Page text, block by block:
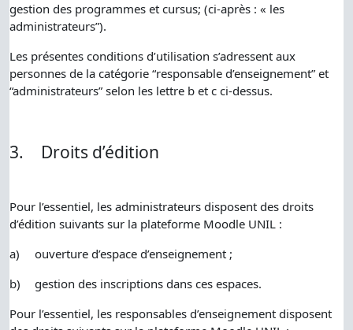
gestion des programmes et cursus; (ci-après : « les
administrateurs”).
Les présentes conditions d’utilisation s’adressent aux
personnes de la catégorie “responsable d’enseignement” et
“administrateurs” selon les lettre b et c ci-dessus.
3. Droits d’édition
Pour l’essentiel, les administrateurs disposent des droits
d’édition suivants sur la plateforme Moodle UNIL :
a)
ouverture d’espace d’enseignement ;
b)
gestion des inscriptions dans ces espaces.
Pour l’essentiel, les responsables d’enseignement disposent